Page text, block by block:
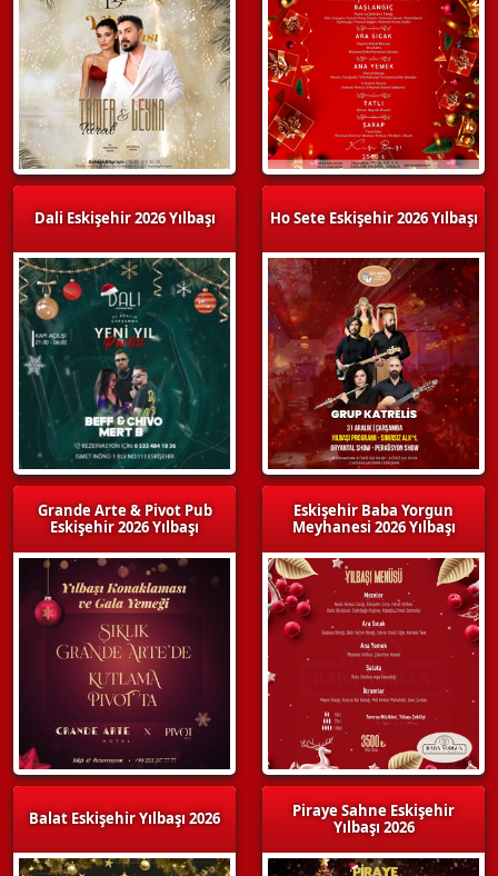
Dali Eskişehir 2026 Yılbaşı
Grande Arte & Pivot Pub
Eskişehir 2026 Yılbaşı
Balat Eskişehir Yılbaşı 2026
Ho Sete Eskişehir 2026 Yılbaşı
Eskişehir Baba Yorgun
Meyhanesi 2026 Yılbaşı
Piraye Sahne Eskişehir
Yılbaşı 2026